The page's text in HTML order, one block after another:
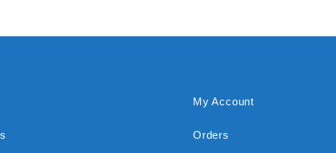
My Account
Orders